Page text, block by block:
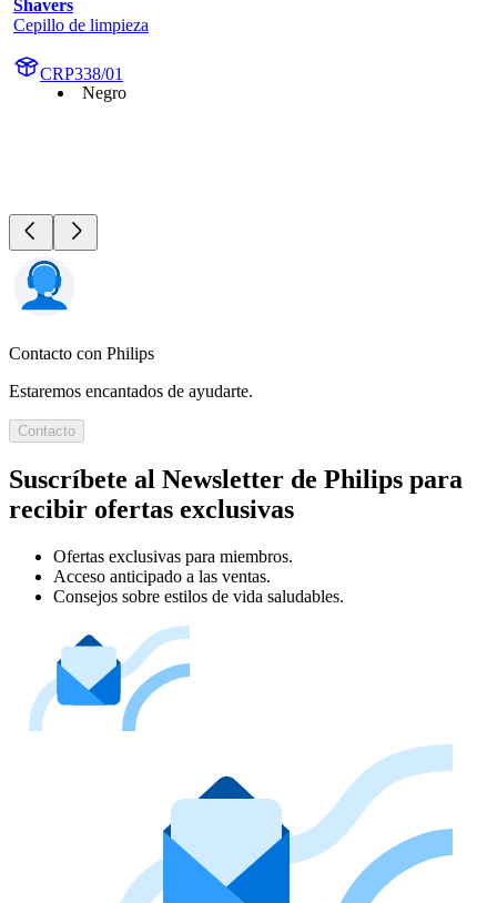
Shavers
Cepillo de limpieza
CRP338/01
Negro
Contacto con Philips
Estaremos encantados de ayudarte.
Contacto
Suscríbete al Newsletter de Philips para
recibir ofertas exclusivas
Ofertas exclusivas para miembros.
Acceso anticipado a las ventas.
Consejos sobre estilos de vida saludables.